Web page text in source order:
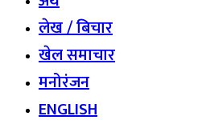
लेख / बिचार
खेल समाचार
मनोरंजन
ENGLISH